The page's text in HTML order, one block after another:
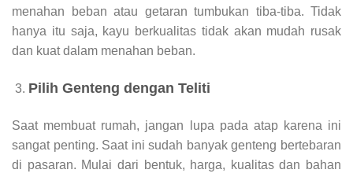
menahan beban atau getaran tumbukan tiba-tiba. Tidak
hanya itu saja, kayu berkualitas tidak akan mudah rusak
dan kuat dalam menahan beban.
Pilih Genteng dengan Teliti
Saat membuat rumah, jangan lupa pada atap karena ini
sangat penting. Saat ini sudah banyak genteng bertebaran
di pasaran. Mulai dari bentuk, harga, kualitas dan bahan